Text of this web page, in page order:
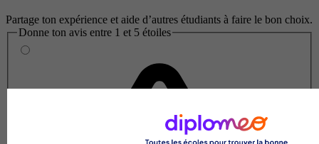
Partage ton expérience et aide d’autres étudiants à faire le bon choix.
Donne ton avis entre 1 et 5 étoiles